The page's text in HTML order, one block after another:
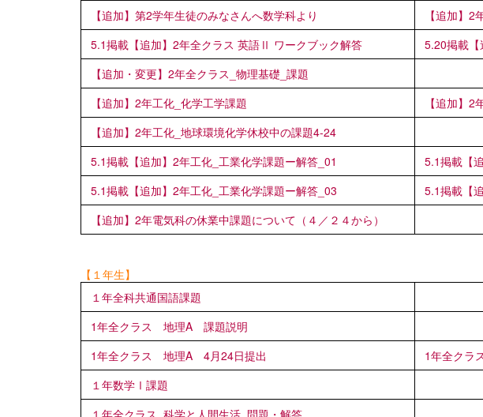
【追加】第2学年生徒のみなさんへ数学科より
【追加】
5.1掲載【追加】2年全クラス 英語Ⅱ ワークブック解答
5.20掲載
【追加・変更】2年全クラス_物理基礎_課題
【追加】2年工化_化学工学課題
【追加】2
【追加】2年工化_地球環境化学休校中の課題4-24
5.1掲載【追加】2年工化_工業化学課題ー解答_01
5.1掲載【
5.1掲載【追加】2年工化_工業化学課題ー解答_03
5.1掲載【
【追加】2年電気科の休業中課題について（４／２４から）
【１年生】
１年全科共通国語課題
1年全クラス 地理A 課題説明
1年全クラス 地理A 4月24日提出
1年全クラ
１年数学Ⅰ課題
１年全クラス_科学と人間生活_問題・解答